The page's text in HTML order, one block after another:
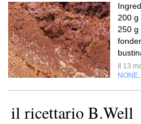
200 g
250 g
Il 13
NONE
il ricettario B.Well